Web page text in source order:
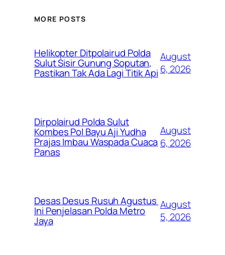
MORE POSTS
Helikopter Ditpolairud Polda
Sulut Sisir Gunung Soputan,
Pastikan Tak Ada Lagi Titik Api
August
6, 2026
Dirpolairud Polda Sulut
Kombes Pol Bayu Aji Yudha
Prajas Imbau Waspada Cuaca
Panas
August
6, 2026
Desas Desus Rusuh Agustus
Ini Penjelasan Polda Metro
Jaya
August
5, 2026